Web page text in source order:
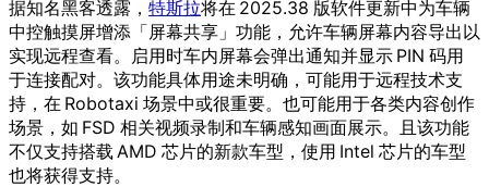
据知名黑客透露， 特斯拉将在 2025.38 版软件更新中为车辆
中控触摸屏增添「屏幕共享」功能，允许车辆屏幕内容导出以
实现远程查看。启用时车内屏幕会弹出通知并显示 PIN 码用
于连接配对。该功能具体用途未明确，可能用于远程技术支
持，在 Robotaxi 场景中或很重要。也可能用于各类内容创作
场景，如 FSD 相关视频录制和车辆感知画面展示。且该功能
不仅支持搭载 AMD 芯片的新款车型，使用 Intel 芯片的车型
也将获得支持。